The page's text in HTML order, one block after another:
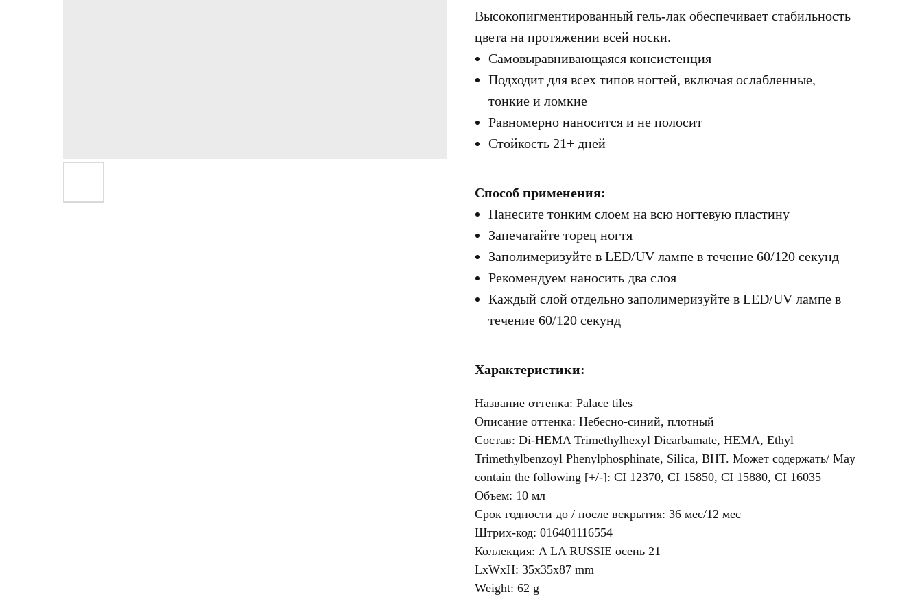
Высокопигментированный гель-лак обеспечивает стабильность
цвета на протяжении всей носки.
Самовыравнивающаяся консистенция
Подходит для всех типов ногтей, включая ослабленные,
тонкие и ломкие
Равномерно наносится и не полосит
Стойкость 21+ дней
Способ применения:
Нанесите тонким слоем на всю ногтевую пластину
Запечатайте торец ногтя
Заполимеризуйте в LED/UV лампе в течение 60/120 секунд
Рекомендуем наносить два слоя
Каждый слой отдельно заполимеризуйте в LED/UV лампе в
течение 60/120 секунд
Характеристики:
Название оттенка: Palace tiles
Описание оттенка: Небесно-синий, плотный
Состав: Di-HEMA Trimethylhexyl Dicarbamate, HEMA, Ethyl
Trimethylbenzoyl Phenylphosphinate, Silica, BHT. Может содержать/ May
contain the following [+/-]: CI 12370, CI 15850, CI 15880, CI 16035
Объем: 10 мл
Срок годности до / после вскрытия: 36 мес/12 мес
Штрих-код: 016401116554
Коллекция: A LA RUSSIE осень 21
LxWxH: 35x35x87 mm
Weight: 62 g